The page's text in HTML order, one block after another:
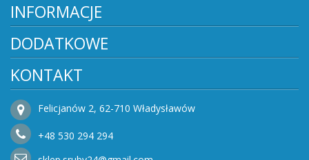
INFORMACJE
DODATKOWE
KONTAKT
Felicjanów 2, 62-710 Władysławów
+48 530 294 294